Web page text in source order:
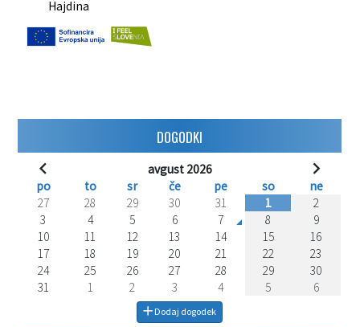
Hajdina
DOGODKI
avgust 2026
po
to sr če pe so
ne
27
28 29 30 31 1
2
3
4 5 6 7 8
9
10
11 12 13 14 15
16
17
18 19 20 21 22
23
24
25 26 27 28 29
30
31
1 2 3 4 5 6
Dodaj dogodek